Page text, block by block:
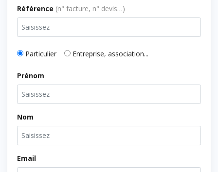
Référence (n° facture, n° devis…)
Particulier Entreprise, association...
Prénom
Nom
Email